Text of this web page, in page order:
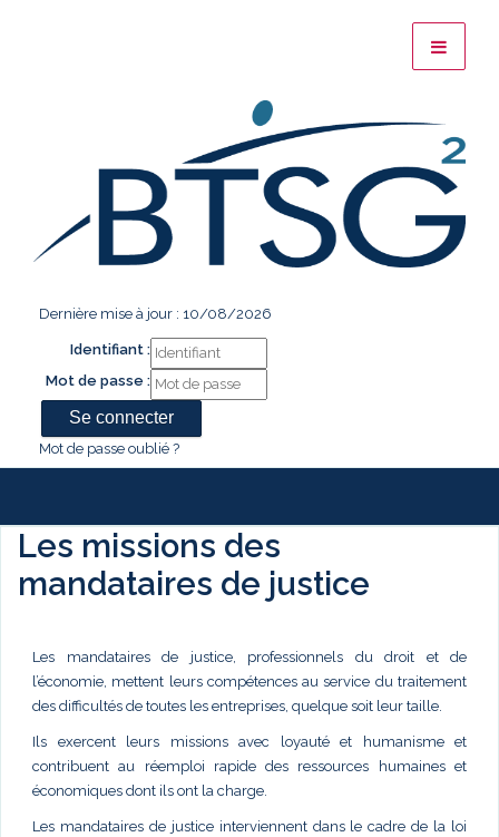
Dernière mise à jour : 10/08/2026
Identifiant :
Mot de passe :
Mot de passe oublié ?
Les missions des
mandataires de justice
Les mandataires de justice, professionnels du droit et de
l’économie, mettent leurs compétences au service du traitement
des difficultés de toutes les entreprises, quelque soit leur taille.
Ils exercent leurs missions avec loyauté et humanisme et
contribuent au réemploi rapide des ressources humaines et
économiques dont ils ont la charge.
Les mandataires de justice interviennent dans le cadre de la loi